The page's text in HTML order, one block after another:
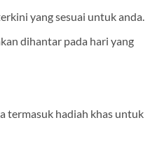
yang sesuai untuk anda.
dihantar pada hari yang
termasuk hadiah khas untuk